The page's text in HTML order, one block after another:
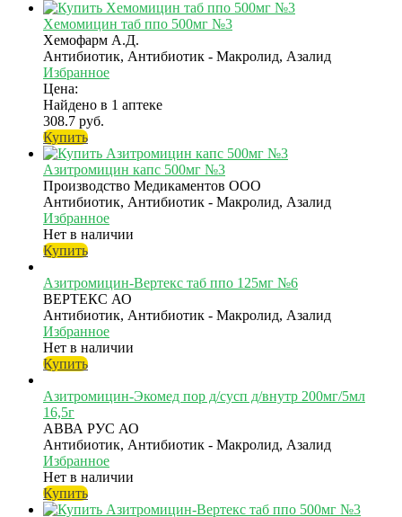
Хемомицин таб ппо 500мг №3
Хемофарм А.Д.
Антибиотик, Антибиотик - Макролид, Азалид
Избранное
Цена:
Найдено в 1 аптеке
308.7 руб.
Купить
Азитромицин капс 500мг №3
Производство Медикаментов ООО
Антибиотик, Антибиотик - Макролид, Азалид
Избранное
Нет в наличии
Купить
Азитромицин-Вертекс таб ппо 125мг №6
ВЕРТЕКС АО
Антибиотик, Антибиотик - Макролид, Азалид
Избранное
Нет в наличии
Купить
Азитромицин-Экомед пор д/сусп д/внутр 200мг/5мл
16,5г
АВВА РУС АО
Антибиотик, Антибиотик - Макролид, Азалид
Избранное
Нет в наличии
Купить